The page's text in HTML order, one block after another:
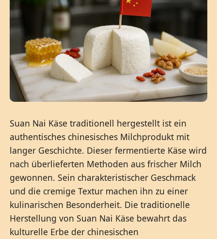
Suan Nai Käse traditionell hergestellt ist ein
authentisches chinesisches Milchprodukt mit
langer Geschichte. Dieser fermentierte Käse wird
nach überlieferten Methoden aus frischer Milch
gewonnen. Sein charakteristischer Geschmack
und die cremige Textur machen ihn zu einer
kulinarischen Besonderheit. Die traditionelle
Herstellung von Suan Nai Käse bewahrt das
kulturelle Erbe der chinesischen